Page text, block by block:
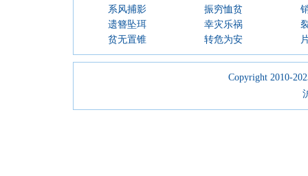
系风捕影
振穷恤贫
遗簪坠珥
幸灾乐祸
贫无置锥
转危为安
Copyright 2010-